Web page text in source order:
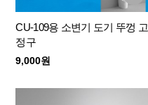
CU-109용 소변기 도기 뚜껑 고
정구
9,000원